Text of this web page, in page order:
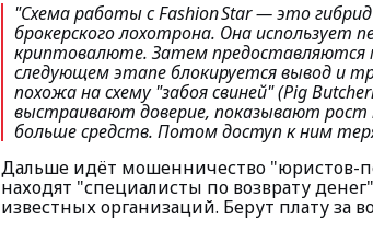
"Схема работы с Fashion Star — это
брокерского лохотрона. Она использует
криптовалюте. Затем предоставляются
следующем этапе блокируется вывод и
похожа на схему "забоя свиней" (Pig
выстраивают доверие, показывают
больше средств. Потом доступ к ним
Дальше идёт мошенничество "юристов-
находят "специалисты по возврату
известных организаций. Берут плату за